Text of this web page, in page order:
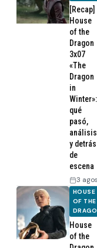
[Recap]
House
of the
Dragon
3x07
«The
Dragon
in
Winter»:
qué
pasó,
análisis
y detrás
de
escena
3
HOUSE
OF THE
House
of the